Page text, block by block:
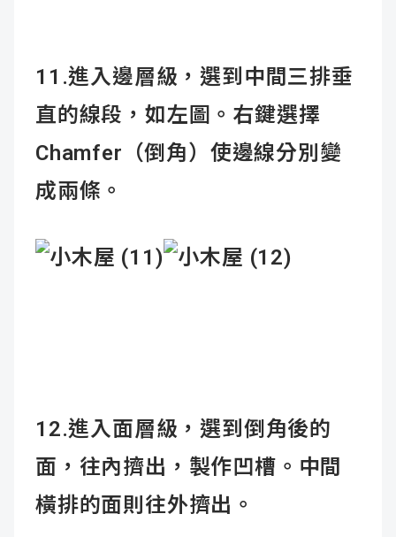
11.進入邊層級，選到中間三排垂
直的線段，如左圖。右鍵選擇
Chamfer（倒角）使邊線分別變
成兩條。
12.進入面層級，選到倒角後的
面，往內擠出，製作凹槽。中間
橫排的面則往外擠出。